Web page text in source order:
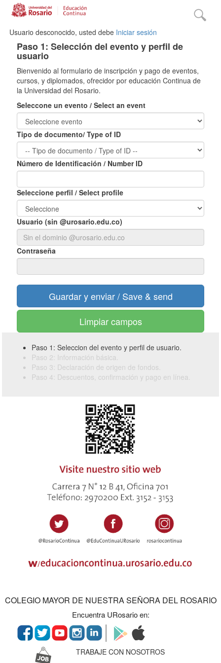
Usuario desconocido, usted debe Iniciar sesión
Paso 1: Selección del evento y perfil de
usuario
Bienvenido al formulario de inscripción y pago de eventos,
cursos, y diplomados, ofrecidor por educación Continua de
la Universidad del Rosario.
Seleccone un evento / Select an event
Tipo de documento/ Type of ID
Número de Identificación / Number ID
Seleccione perfil / Select profile
Usuario (sin @urosario.edu.co)
Contraseña
Limpiar campos
Paso 1: Seleccion del evento y perfil de usuario.
Paso 2: Información básica.
Paso 3: Declaración de origen de fondos.
Paso 4: Descuentos, confirmación y pago en línea.
COLEGIO MAYOR DE NUESTRA SEÑORA DEL ROSARIO
Encuentra URosario en:
TRABAJE CON NOSOTROS